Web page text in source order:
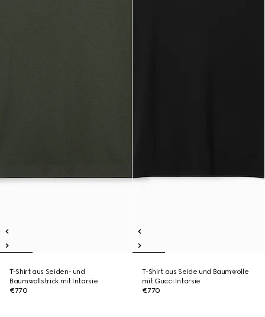
T-Shirt aus Seiden- und
Baumwollstrick mit Intarsie
€770
T-Shirt aus Seide und Baumwolle
mit Gucci Intarsie
€770